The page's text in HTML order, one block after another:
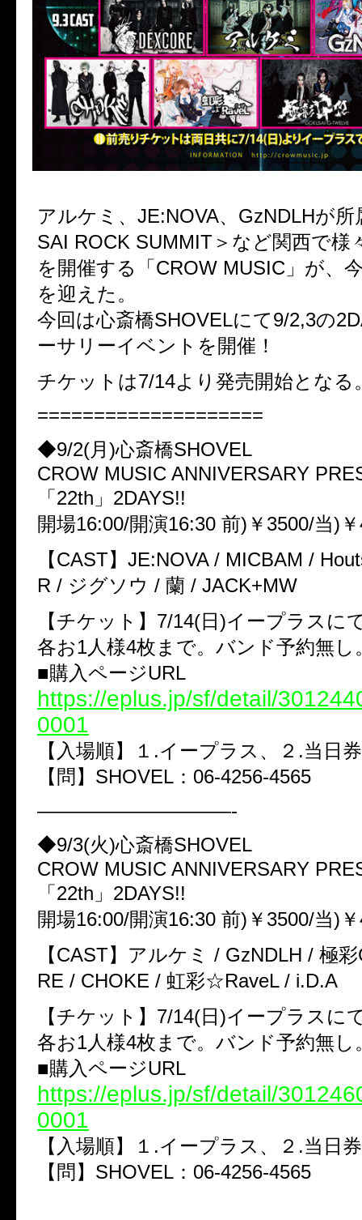
アルケミ、JE:NOVA、GzNDLHが所
SAI ROCK SUMMIT＞など関西で様
を開催する「CROW MUSIC」が、
を迎えた。
今回は心斎橋SHOVELにて9/2,3の
ーサリーイベントを開催！
チケットは7/14より発売開始となる
====================
◆9/2(月)心斎橋SHOVEL
CROW MUSIC ANNIVERSARY
「22th」2DAYS!!
開場16:00/開演16:30 前)￥3500/当)
【CAST】JE:NOVA / MICBAM /
R / ジグソウ / 蘭 / JACK+MW
【チケット】7/14(日)イープラスに
各お1人様4枚まで。バンド予約無し
■購入ページURL
https://eplus.jp/sf/detail/
0001
【入場順】１.イープラス、２.当日券
【問】SHOVEL：06-4256-4565
——————————-
◆9/3(火)心斎橋SHOVEL
CROW MUSIC ANNIVERSARY
「22th」2DAYS!!
開場16:00/開演16:30 前)￥3500/当)
【CAST】アルケミ / GzNDLH / 極
RE / CHOKE / 虹彩☆RaveL / i.D.A
【チケット】7/14(日)イープラスに
各お1人様4枚まで。バンド予約無し
■購入ページURL
https://eplus.jp/sf/detail/
0001
【入場順】１.イープラス、２.当日券
【問】SHOVEL：06-4256-4565